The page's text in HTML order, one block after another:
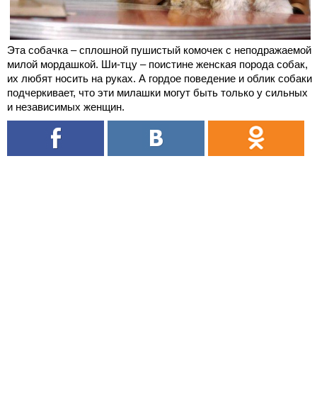
Эта собачка – сплошной пушистый комочек с неподражаемой
милой мордашкой. Ши-тцу – поистине женская порода собак,
их любят носить на руках. А гордое поведение и облик собаки
подчеркивает, что эти милашки могут быть только у сильных
и независимых женщин.